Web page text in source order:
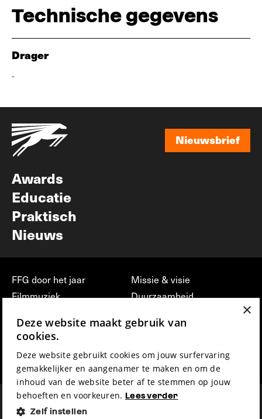
Technische gegevens
Drager
-
Nieuwsbrief
Awards
Educatie
Praktisch
Nieuws
FFG door het jaar
Filmmuziek
Press & Industry
Film Fest Friends
Missie & visie
Duurzaamheid
vrijwilligerswerk bij FFG
Privacy & Disclaimer
×
Deze website maakt gebruik van
cookies.
Deze website gebruikt cookies om jouw surfervaring
gemakkelijker en aangenamer te maken en om de
inhoud van de website beter af te stemmen op jouw
behoeften en voorkeuren. Lees verder
Zelf instellen